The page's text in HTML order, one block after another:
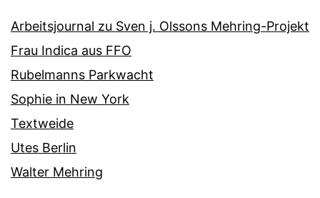
Arbeitsjournal zu Sven j. Olssons Mehring-Projekt
Frau Indica aus FFO
Rubelmanns Parkwacht
Sophie in New York
Textweide
Utes Berlin
Walter Mehring